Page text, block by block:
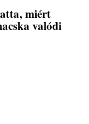
miért
valódi